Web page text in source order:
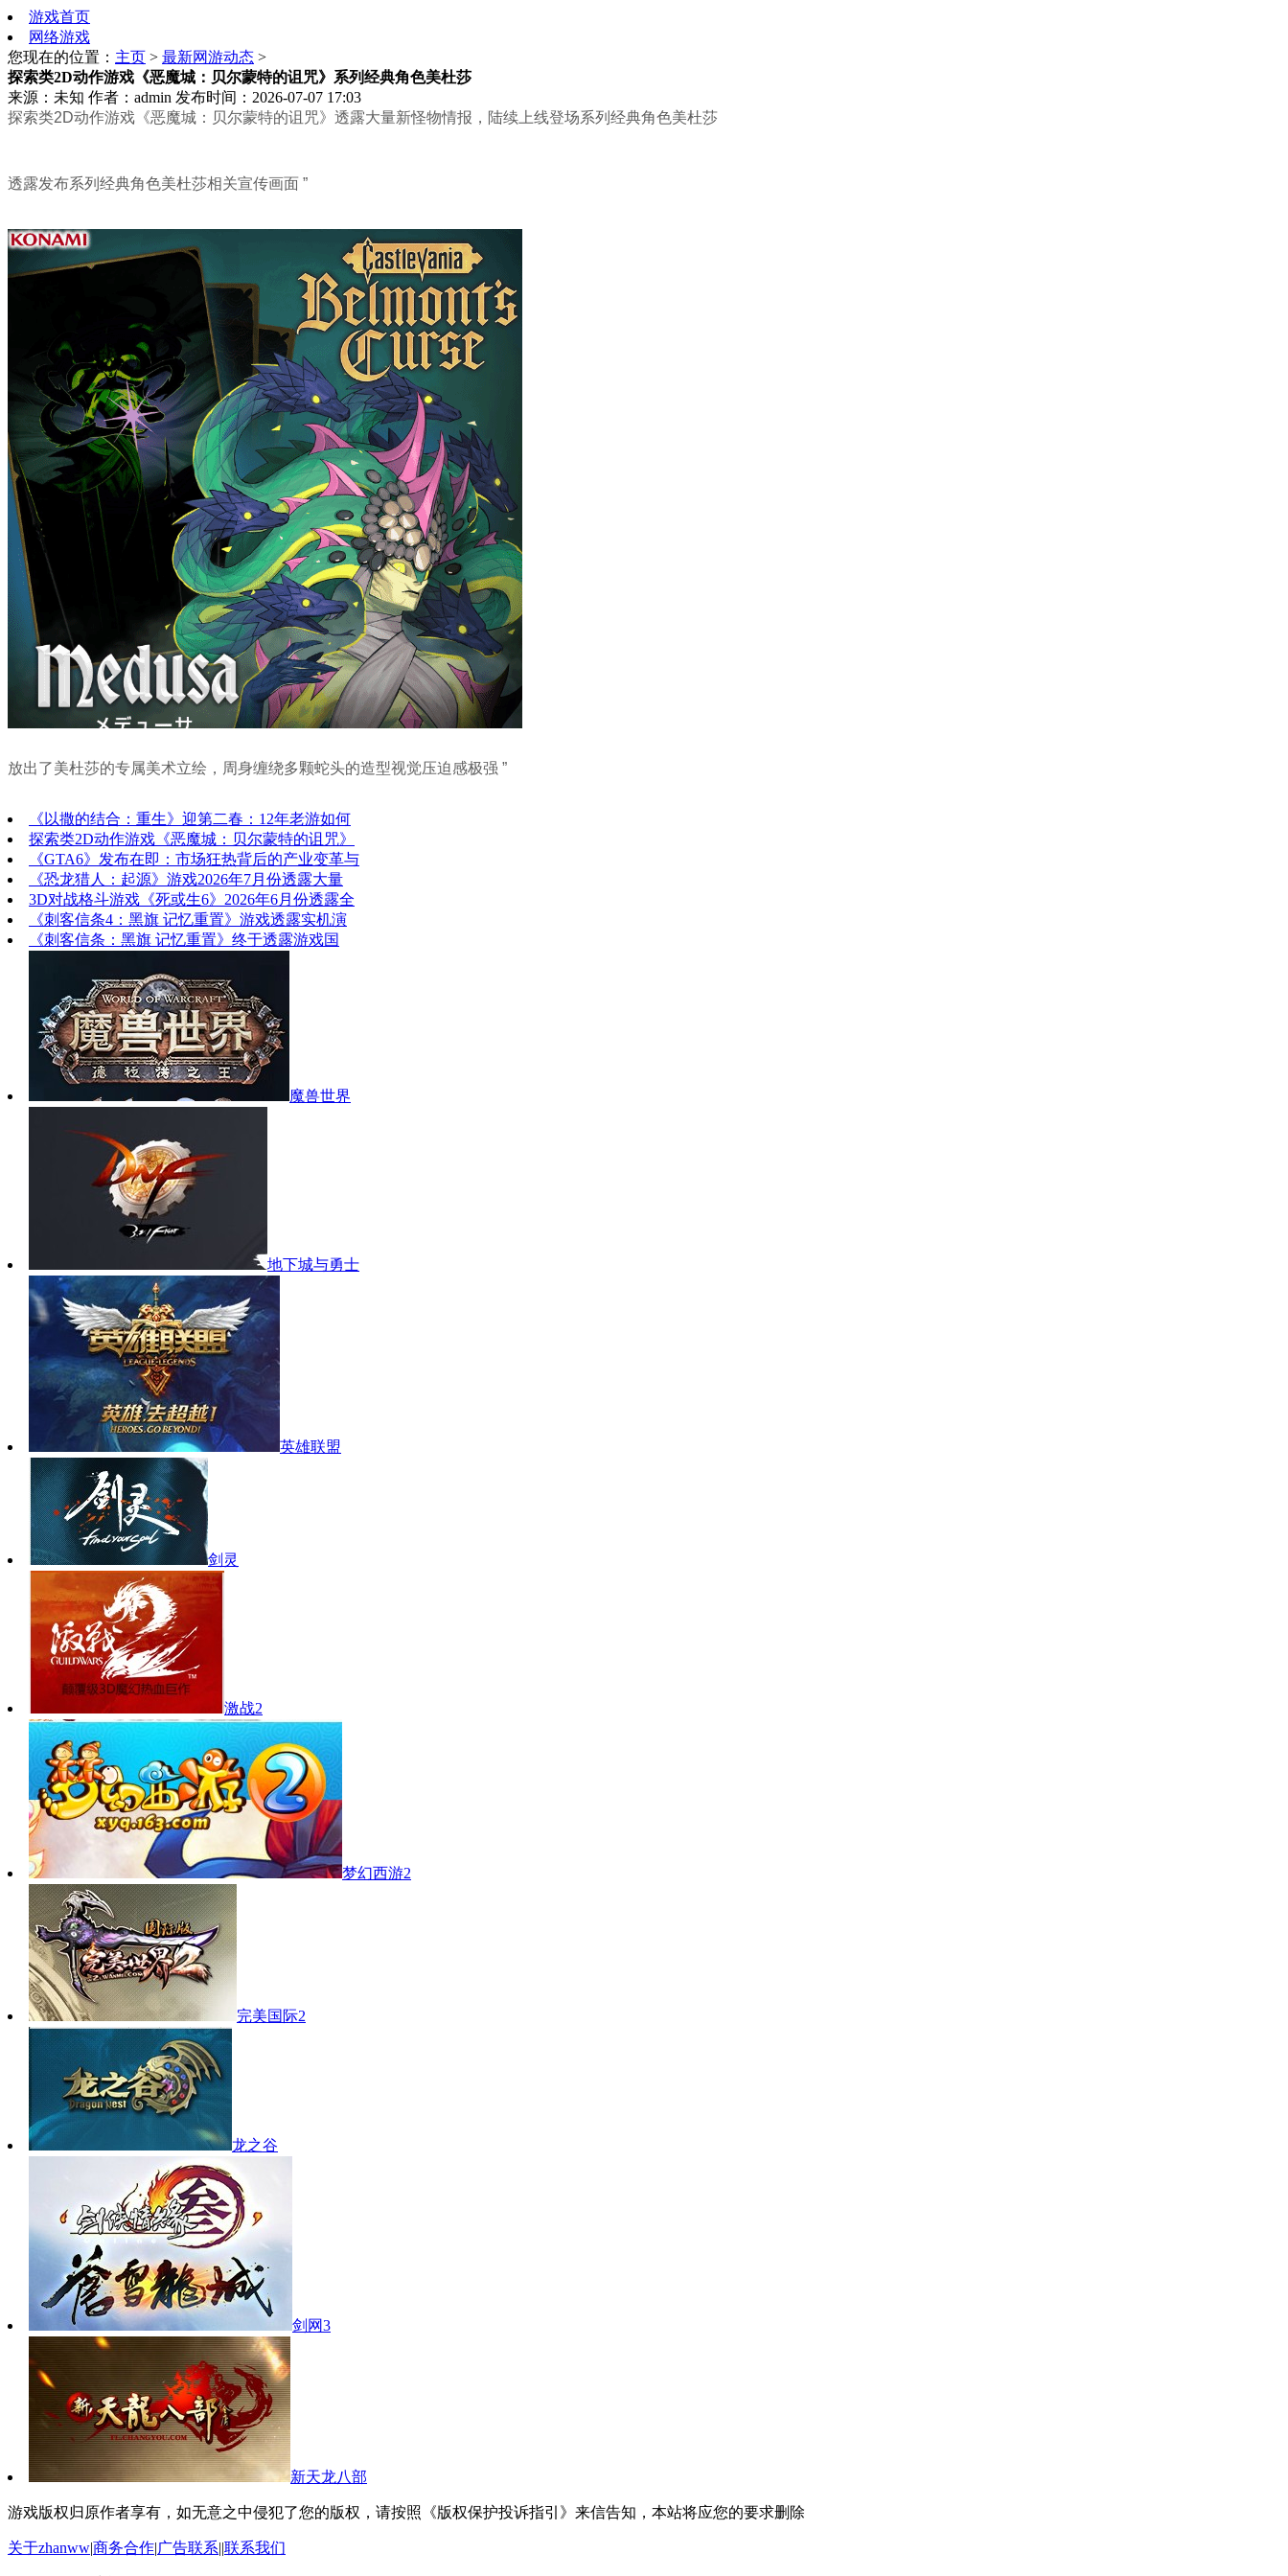
游戏首页
网络游戏
您现在的位置： 主页 > 最新网游动态 >
探索类2D动作游戏《恶魔城：贝尔蒙特的诅咒》系列经典角色美杜莎
来源：未知 作者：admin 发布时间：2026-07-07 17:03
探索类2D动作游戏《恶魔城：贝尔蒙特的诅咒》透露大量新怪物情报，陆续上线登场系列经典角色美杜莎
透露发布系列经典角色美杜莎相关宣传画面 ”
放出了美杜莎的专属美术立绘，周身缠绕多颗蛇头的造型视觉压迫感极强 ”
《以撒的结合：重生》迎第二春：12年老游如何
探索类2D动作游戏《恶魔城：贝尔蒙特的诅咒》
《GTA6》发布在即：市场狂热背后的产业变革与
《恐龙猎人：起源》游戏2026年7月份透露大量
3D对战格斗游戏《死或生6》2026年6月份透露全
《刺客信条4：黑旗 记忆重置》游戏透露实机演
《刺客信条：黑旗 记忆重置》终于透露游戏国
魔兽世界
地下城与勇士
英雄联盟
剑灵
激战2
梦幻西游2
完美国际2
龙之谷
剑网3
新天龙八部
游戏版权归原作者享有，如无意之中侵犯了您的版权，请按照《版权保护投诉指引》来信告知，本站将应您的要求删除
关于zhanww|商务合作|广告联系||联系我们